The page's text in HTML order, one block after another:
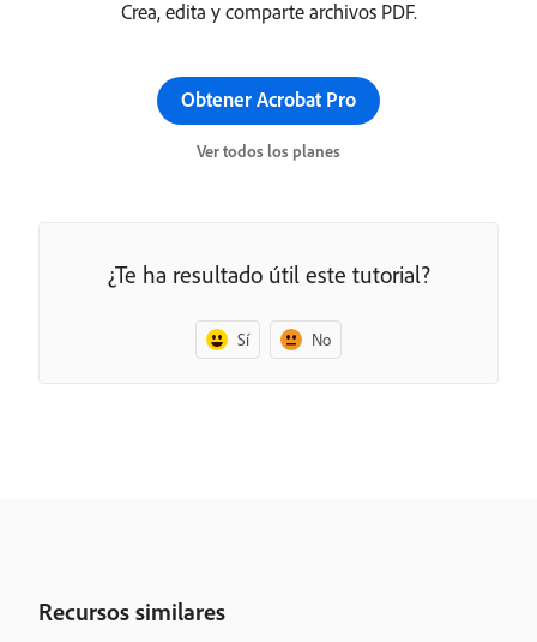
Crea, edita y comparte archivos PDF.
Obtener Acrobat Pro
Ver todos los planes
¿Te ha resultado útil este tutorial?
Sí No
Recursos similares